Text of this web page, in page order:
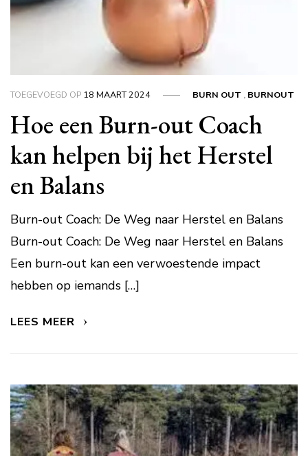
TOEGEVOEGD OP 18 MAART 2024 BURN OUT , BURNOUT
Hoe een Burn-out Coach
kan helpen bij het Herstel
en Balans
Burn-out Coach: De Weg naar Herstel en Balans
Burn-out Coach: De Weg naar Herstel en Balans
Een burn-out kan een verwoestende impact
hebben op iemands […]
LEES MEER